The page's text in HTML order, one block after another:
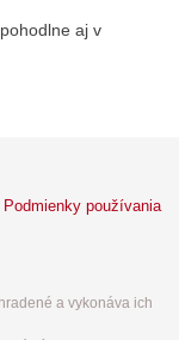
aj v
Podmienky používania
a vykonáva ich